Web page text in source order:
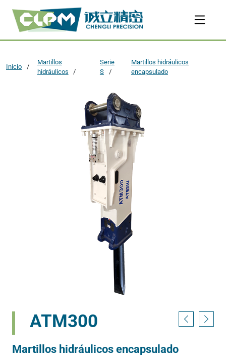
Inicio
Martillos
hidráulicos
Serie
S
Martillos hidráulicos
encapsulado
ATM300
Martillos hidráulicos encapsulado